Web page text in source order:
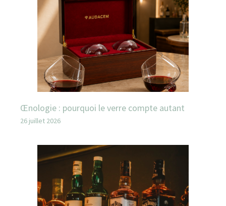
Œnologie : pourquoi le verre compte autant
26 juillet 2026